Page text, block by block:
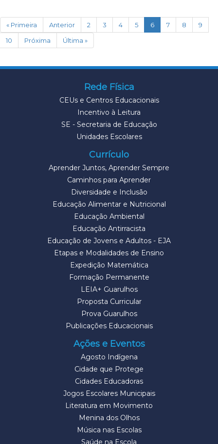
« Primeira Anterior 2 3 4 5 6(current)
7 8
9
10
Próxima Última »
Rede Física
CEUs e Centros Educacionais
Incentivo à Leitura
SE - Secretaria de Educação
Unidades Escolares
Currículo
Aprender Juntos, Aprender Sempre
Caminhos para Aprender
Diversidade e Inclusão
Educação Alimentar e Nutricional
Educação Ambiental
Educação Antirracista
Educação de Jovens e Adultos - EJA
Etapas e Modalidades de Ensino
Expedição Matemática
Formação Permanente
LEIA+ Guarulhos
Proposta Curricular
Prova Guarulhos
Publicações Educacionais
Ações e Eventos
Agosto Indígena
Cidade que Protege
Cidades Educadoras
Jogos Escolares Municipais
Literatura em Movimento
Menina dos Olhos
Música nas Escolas